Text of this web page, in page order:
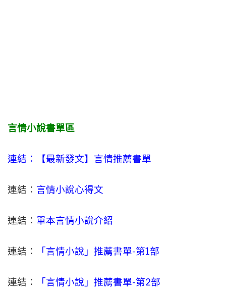
言情小說書單區
連結：【最新發文】 言情推薦書單
連結： 言情小說心得文
連結： 單本言情小說介紹
連結： 「言情小說」推薦書單-第1部
連結： 「言情小說」推薦書單-第2部